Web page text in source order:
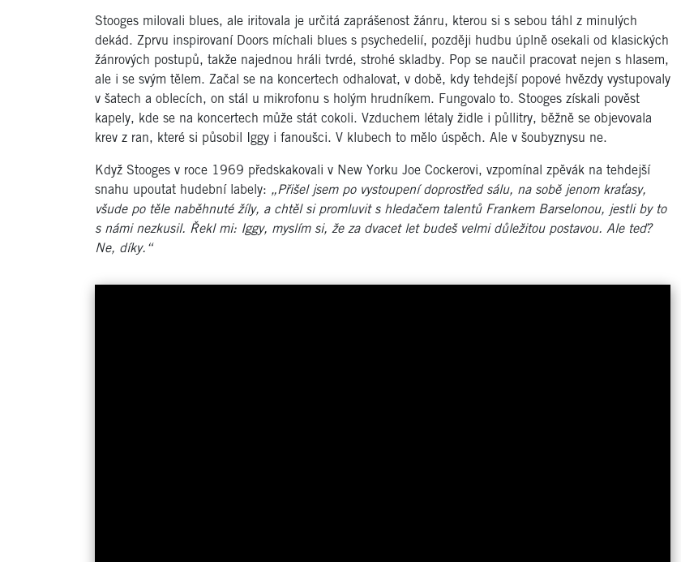
Stooges milovali blues, ale iritovala je určitá zaprášenost žánru, kterou si s sebou táhl z minulých
dekád. Zprvu inspirovaní Doors míchali blues s psychedelií, později hudbu úplně osekali od klasických
žánrových postupů, takže najednou hráli tvrdé, strohé skladby. Pop se naučil pracovat nejen s hlasem,
ale i se svým tělem. Začal se na koncertech odhalovat, v době, kdy tehdejší popové hvězdy vystupovaly
v šatech a oblecích, on stál u mikrofonu s holým hrudníkem. Fungovalo to. Stooges získali pověst
kapely, kde se na koncertech může stát cokoli. Vzduchem létaly židle i půllitry, běžně se objevovala
krev z ran, které si působil Iggy i fanoušci. V klubech to mělo úspěch. Ale v šoubyznysu ne.
Když Stooges v roce 1969 předskakovali v New Yorku Joe Cockerovi, vzpomínal zpěvák na tehdejší
snahu upoutat hudební labely: „Přišel jsem po vystoupení doprostřed sálu, na sobě jenom kraťasy,
všude po těle naběhnuté žíly, a chtěl si promluvit s hledačem talentů Frankem Barselonou, jestli by to
s námi nezkusil. Řekl mi: Iggy, myslím si, že za dvacet let budeš velmi důležitou postavou. Ale teď?
Ne, díky.“